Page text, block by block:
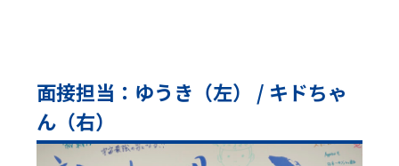
面接担当：ゆうき（左） / キドちゃ
ん（右）